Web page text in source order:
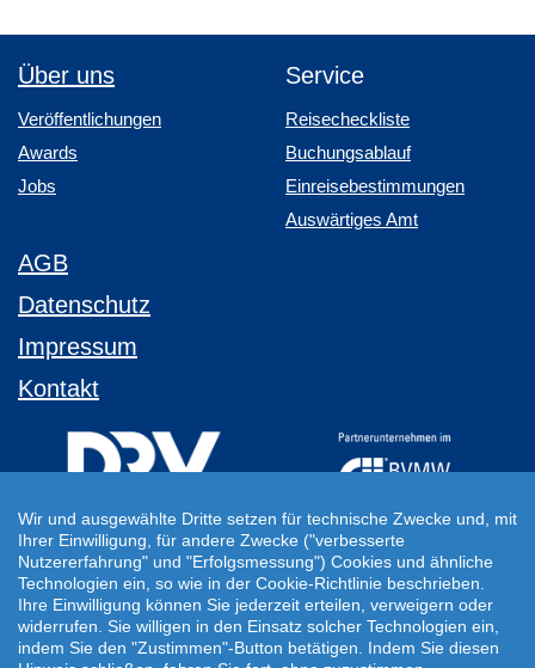
Über uns
Veröffentlichungen
Awards
Jobs
Service
Reisecheckliste
Buchungsablauf
Einreisebestimmungen
Auswärtiges Amt
AGB
Datenschutz
Impressum
Kontakt
Ihre Individuelle Reiseanfrage
Auf Ihre ganz persönlichen Vorstellungen abgestimmt!
Für Ihre individuellen Reisewünsche erstellen wir Ihnen gern ein
persönliches Angebot.
Wir und ausgewählte Dritte setzen für technische Zwecke und, mit
Ihrer Einwilligung, für andere Zwecke ("verbesserte
Nutzererfahrung" und "Erfolgsmessung") Cookies und ähnliche
Technologien ein, so wie in der Cookie-Richtlinie beschrieben.
Ihre Einwilligung können Sie jederzeit erteilen, verweigern oder
widerrufen. Sie willigen in den Einsatz solcher Technologien ein,
indem Sie den "Zustimmen"-Button betätigen. Indem Sie diesen